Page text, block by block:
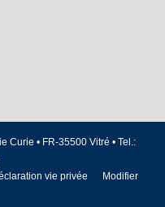
Curie • FR-35500 Vitré • Tel.:
vie privée
Modifier